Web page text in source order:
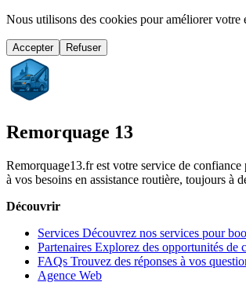
Nous utilisons des cookies pour améliorer votre
Accepter Refuser
Remorquage 13
Remorquage13.fr est votre service de
à vos besoins en assistance routière, toujours à
Découvrir
Services Découvrez nos services pour
Partenaires Explorez des opportunités de
FAQs Trouvez des réponses à vos
Agence Web